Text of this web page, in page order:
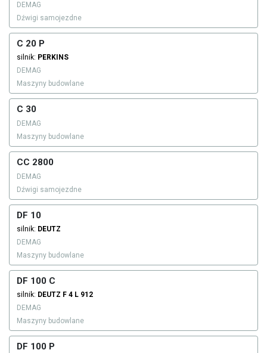
DEMAG
Dźwigi samojezdne
C 20 P
silnik: PERKINS
DEMAG
Maszyny budowlane
C 30
DEMAG
Maszyny budowlane
CC 2800
DEMAG
Dźwigi samojezdne
DF 10
silnik: DEUTZ
DEMAG
Maszyny budowlane
DF 100 C
silnik: DEUTZ F 4 L 912
DEMAG
Maszyny budowlane
DF 100 P